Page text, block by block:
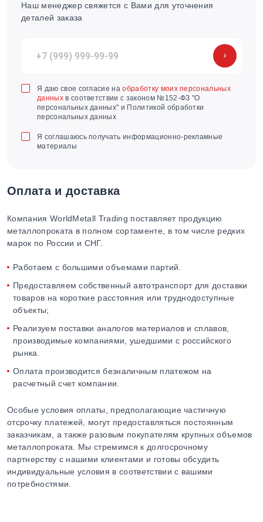
Наш менеджер свяжется с Вами для уточнения
деталей заказа
Я даю свое согласие наобработку моих персональных
данныхв соответствии с законом №152-ФЗ "О
персональных данных" и Политикой обработки
персональных данных
Я соглашаюсь получать информационно-рекламные
материалы
Оплата и доставка
Компания WorldMetall Trading поставляет продукцию
металлопроката в полном сортаменте, в том числе редких
марок по России и СНГ.
Работаем с большими объемами партий.
Предоставляем собственный автотранспорт для доставки
товаров на короткие расстояния или труднодоступные
объекты;
Реализуем поставки аналогов материалов и сплавов,
производимые компаниями, ушедшими с российского
рынка.
Оплата производится безналичным платежом на
расчетный счет компании.
Особые условия оплаты, предполагающие частичную
отсрочку платежей, могут предоставляться постоянным
заказчикам, а также разовым покупателям крупных объемов
металлопроката. Мы стремимся к долгосрочному
партнерству с нашими клиентами и готовы обсудить
индивидуальные условия в соответствии с вашими
потребностями.